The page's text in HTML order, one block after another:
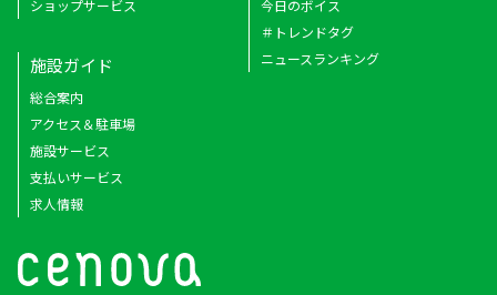
ショップサービス
今日のボイス
＃トレンドタグ
ニュースランキング
施設ガイド
総合案内
アクセス＆駐車場
施設サービス
支払いサービス
求人情報